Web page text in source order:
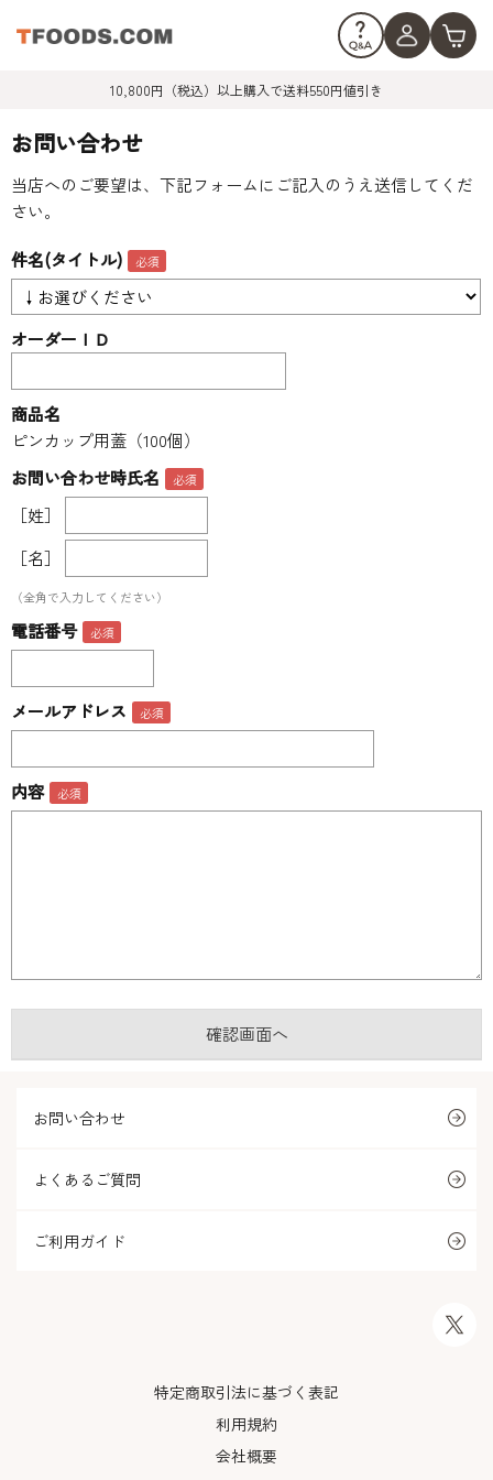
10,800円（税込）以上購入で送料550円値引き
お問い合わせ
当店へのご要望は、下記フォームにご記入のうえ送信してくだ
さい。
件名(タイトル)
オーダーＩＤ
商品名
ピンカップ用蓋（100個）
お問い合わせ時氏名
［姓］
［名］
（全角で入力してください）
電話番号
メールアドレス
内容
お問い合わせ
よくあるご質問
ご利用ガイド
特定商取引法に基づく表記
利用規約
会社概要